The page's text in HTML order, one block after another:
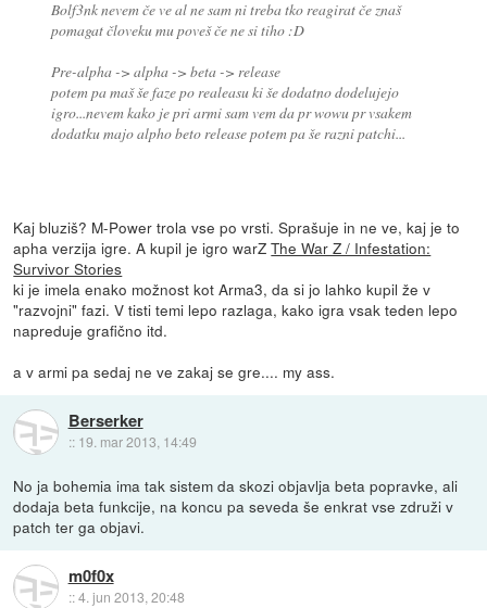
Bolf3nk nevem če ve al ne sam ni treba tko reagirat če znaš
pomagat človeku mu poveš če ne si tiho :D
Pre-alpha -> alpha -> beta -> release
potem pa maš še faze po realeasu ki še dodatno dodelujejo
igro...nevem kako je pri armi sam vem da pr wowu pr vsakem
dodatku majo alpho beto release potem pa še razni patchi...
Kaj bluziš? M-Power trola vse po vrsti. Sprašuje in ne ve, kaj je to
apha verzija igre. A kupil je igro warZThe War Z / Infestation:
Survivor Stories
ki je imela enako možnost kot Arma3, da si jo lahko kupil že v
"razvojni" fazi. V tisti temi lepo razlaga, kako igra vsak teden lepo
napreduje grafično itd.
a v armi pa sedaj ne ve zakaj se gre.... my ass.
Berserker
:: 19. mar 2013, 14:49
No ja bohemia ima tak sistem da skozi objavlja beta popravke, ali
dodaja beta funkcije, na koncu pa seveda še enkrat vse združi v
patch ter ga objavi.
m0f0x
::4. jun 2013, 20:48